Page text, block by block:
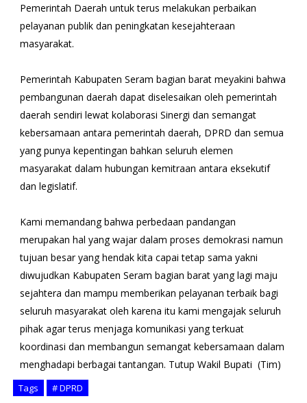
Pemerintah Daerah untuk terus melakukan perbaikan
pelayanan publik dan peningkatan kesejahteraan
masyarakat.
Pemerintah Kabupaten Seram bagian barat meyakini bahwa
pembangunan daerah dapat diselesaikan oleh pemerintah
daerah sendiri lewat kolaborasi Sinergi dan semangat
kebersamaan antara pemerintah daerah, DPRD dan semua
yang punya kepentingan bahkan seluruh elemen
masyarakat dalam hubungan kemitraan antara eksekutif
dan legislatif.
Kami memandang bahwa perbedaan pandangan
merupakan hal yang wajar dalam proses demokrasi namun
tujuan besar yang hendak kita capai tetap sama yakni
diwujudkan Kabupaten Seram bagian barat yang lagi maju
sejahtera dan mampu memberikan pelayanan terbaik bagi
seluruh masyarakat oleh karena itu kami mengajak seluruh
pihak agar terus menjaga komunikasi yang terkuat
koordinasi dan membangun semangat kebersamaan dalam
menghadapi berbagai tantangan. Tutup Wakil Bupati (Tim)
Tags # DPRD